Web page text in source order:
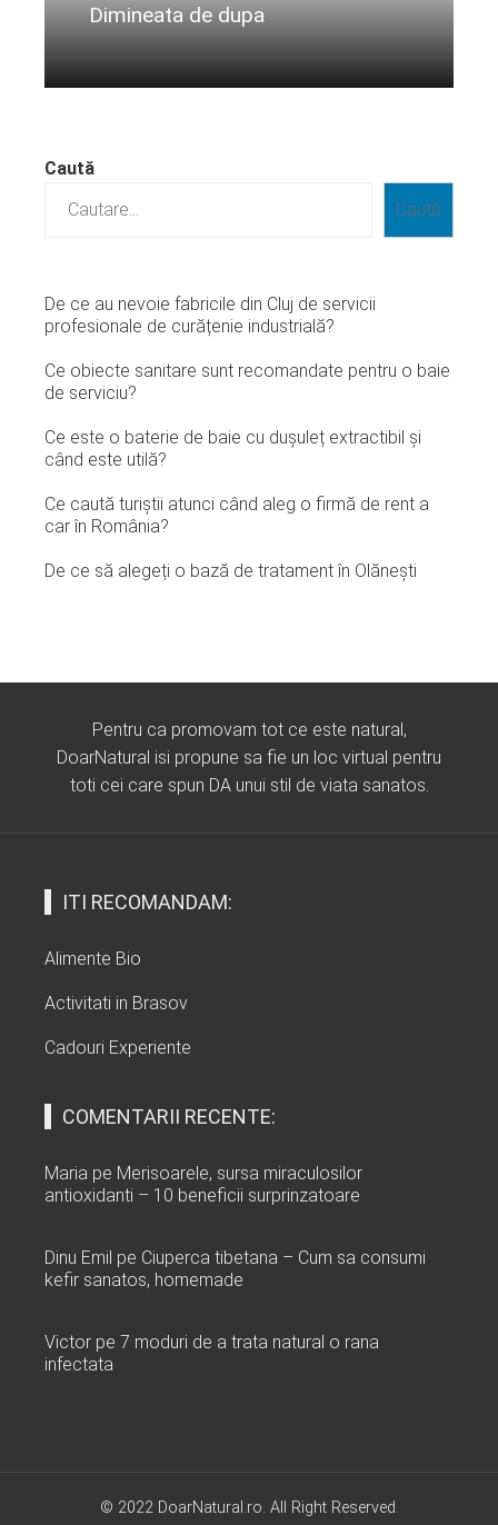
Dimineata de dupa
Caută
Caută
De ce au nevoie fabricile din Cluj de servicii
profesionale de curățenie industrială?
Ce obiecte sanitare sunt recomandate pentru o baie
de serviciu?
Ce este o baterie de baie cu dușuleț extractibil și
când este utilă?
Ce caută turiștii atunci când aleg o firmă de rent a
car în România?
De ce să alegeți o bază de tratament în Olănești
Pentru ca promovam tot ce este natural,
DoarNatural isi propune sa fie un loc virtual pentru
toti cei care spun DA unui stil de viata sanatos.
ITI RECOMANDAM:
Alimente Bio
Activitati in Brasov
Cadouri Experiente
COMENTARII RECENTE:
Maria pe Merisoarele, sursa miraculosilor
antioxidanti – 10 beneficii surprinzatoare
Dinu Emil pe Ciuperca tibetana – Cum sa consumi
kefir sanatos, homemade
Victor pe 7 moduri de a trata natural o rana
infectata
© 2022 DoarNatural.ro. All Right Reserved.